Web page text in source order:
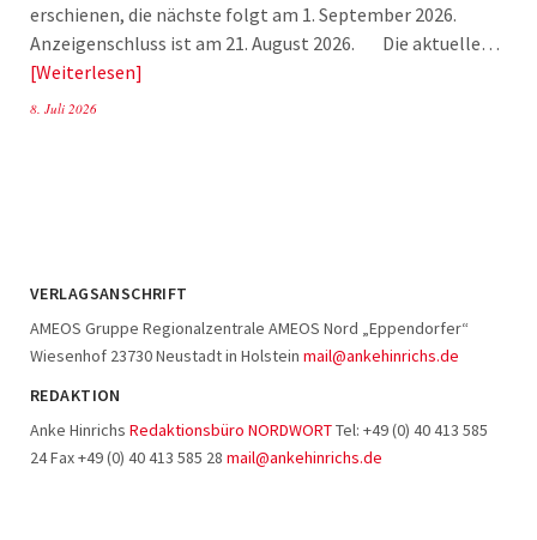
erschienen, die nächste folgt am 1. September 2026.
Anzeigenschluss ist am 21. August 2026. Die aktuelle…
Weiterlesen
8. Juli 2026
VERLAGSANSCHRIFT
AMEOS Gruppe Regionalzentrale AMEOS Nord „Eppendorfer“
Wiesenhof 23730 Neustadt in Holstein mail@ankehinrichs.de
REDAKTION
Anke Hinrichs Redaktionsbüro NORDWORTTel: +49 (0) 40 413 585
24 Fax +49 (0) 40 413 585 28 mail@ankehinrichs.de